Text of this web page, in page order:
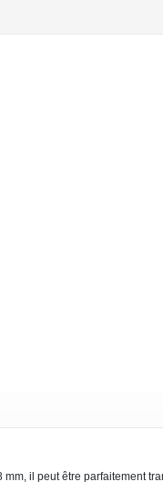
il peut être parfaitement